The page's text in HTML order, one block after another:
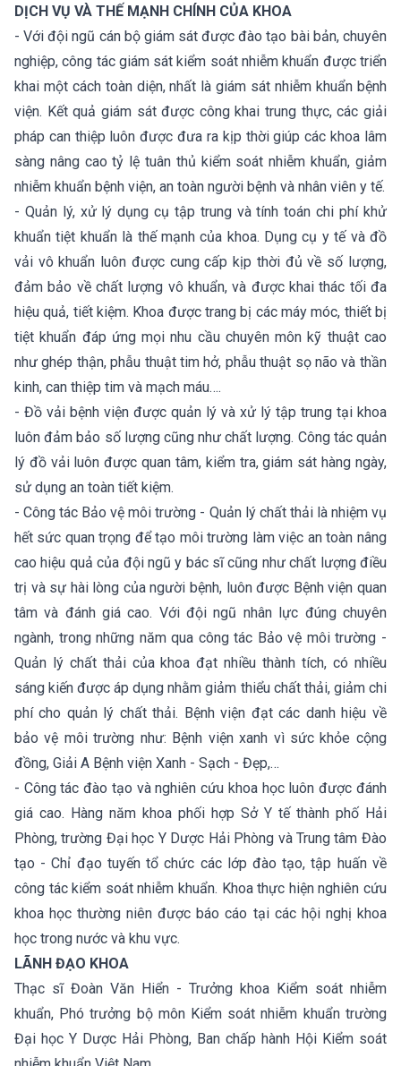
DỊCH VỤ VÀ THẾ MẠNH CHÍNH CỦA KHOA
- Với đội ngũ cán bộ giám sát được đào tạo bài bản, chuyên
nghiệp, công tác giám sát kiểm soát nhiễm khuẩn được triển
khai một cách toàn diện, nhất là giám sát nhiễm khuẩn bệnh
viện. Kết quả giám sát được công khai trung thực, các giải
pháp can thiệp luôn được đưa ra kịp thời giúp các khoa lâm
sàng nâng cao tỷ lệ tuân thủ kiểm soát nhiễm khuẩn, giảm
nhiễm khuẩn bệnh viện, an toàn người bệnh và nhân viên y tế.
- Quản lý, xử lý dụng cụ tập trung và tính toán chi phí khử
khuẩn tiệt khuẩn là thế mạnh của khoa. Dụng cụ y tế và đồ
vải vô khuẩn luôn được cung cấp kịp thời đủ về số lượng,
đảm bảo về chất lượng vô khuẩn, và được khai thác tối đa
hiệu quả, tiết kiệm. Khoa được trang bị các máy móc, thiết bị
tiệt khuẩn đáp ứng mọi nhu cầu chuyên môn kỹ thuật cao
như ghép thận, phẫu thuật tim hở, phẫu thuật sọ não và thần
kinh, can thiệp tim và mạch máu….
- Đồ vải bệnh viện được quản lý và xử lý tập trung tại khoa
luôn đảm bảo số lượng cũng như chất lượng. Công tác quản
lý đồ vải luôn được quan tâm, kiểm tra, giám sát hàng ngày,
sử dụng an toàn tiết kiệm.
- Công tác Bảo vệ môi trường - Quản lý chất thải là nhiệm vụ
hết sức quan trọng để tạo môi trường làm việc an toàn nâng
cao hiệu quả của đội ngũ y bác sĩ cũng như chất lượng điều
trị và sự hài lòng của người bệnh, luôn được Bệnh viện quan
tâm và đánh giá cao. Với đội ngũ nhân lực đúng chuyên
ngành, trong những năm qua công tác Bảo vệ môi trường -
Quản lý chất thải của khoa đạt nhiều thành tích, có nhiều
sáng kiến được áp dụng nhằm giảm thiểu chất thải, giảm chi
phí cho quản lý chất thải. Bệnh viện đạt các danh hiệu về
bảo vệ môi trường như: Bệnh viện xanh vì sức khỏe cộng
đồng, Giải A Bệnh viện Xanh - Sạch - Đẹp,…
- Công tác đào tạo và nghiên cứu khoa học luôn được đánh
giá cao. Hàng năm khoa phối hợp Sở Y tế thành phố Hải
Phòng, trường Đại học Y Dược Hải Phòng và Trung tâm Đào
tạo - Chỉ đạo tuyến tổ chức các lớp đào tạo, tập huấn về
công tác kiểm soát nhiễm khuẩn. Khoa thực hiện nghiên cứu
khoa học thường niên được báo cáo tại các hội nghị khoa
học trong nước và khu vực.
LÃNH ĐẠO KHOA
Thạc sĩ Đoàn Văn Hiển - Trưởng khoa Kiểm soát nhiễm
khuẩn, Phó trưởng bộ môn Kiểm soát nhiễm khuẩn trường
Đại học Y Dược Hải Phòng, Ban chấp hành Hội Kiểm soát